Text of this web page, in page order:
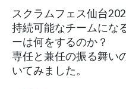
スクラムフェス仙台
持続可能なチームにな
ーは何をするのか？
専任と兼任の振る舞い
いてみました。